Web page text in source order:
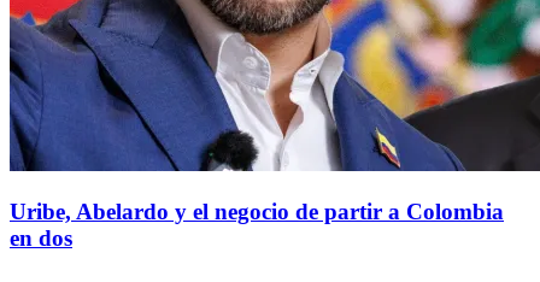
Uribe, Abelardo y el negocio de partir a Colombia
en dos